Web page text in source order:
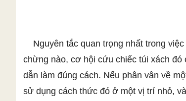
Nguyên tắc quan trọng nhất trong việc
chừng nào, cơ hội cứu chiếc túi xách
dẫn làm đúng cách. Nếu phân vân về
sử dụng cách thức đó ở một vị trí nhỏ,